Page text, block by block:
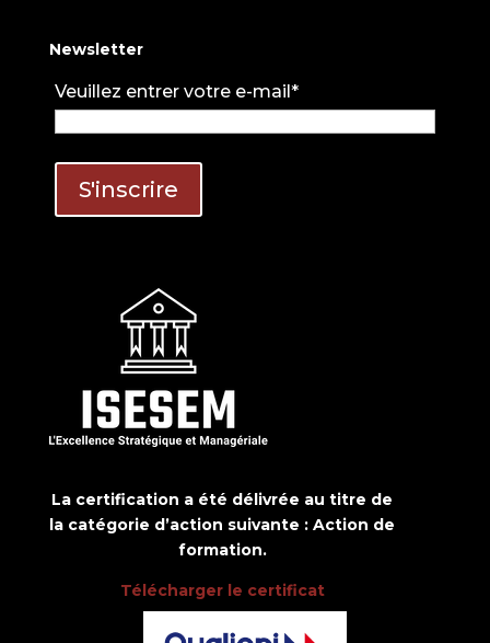
Newsletter
Veuillez entrer votre e-mail*
La certification a été délivrée au titre de
la catégorie d’action suivante : Action de
formation.
Télécharger le certificat